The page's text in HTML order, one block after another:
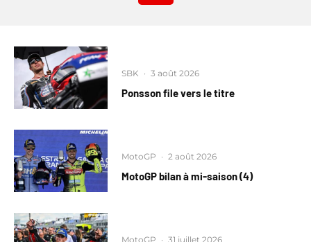
SBK · 3 août 2026
Ponsson file vers le titre
MotoGP · 2 août 2026
MotoGP bilan à mi-saison (4)
MotoGP · 31 juillet 2026